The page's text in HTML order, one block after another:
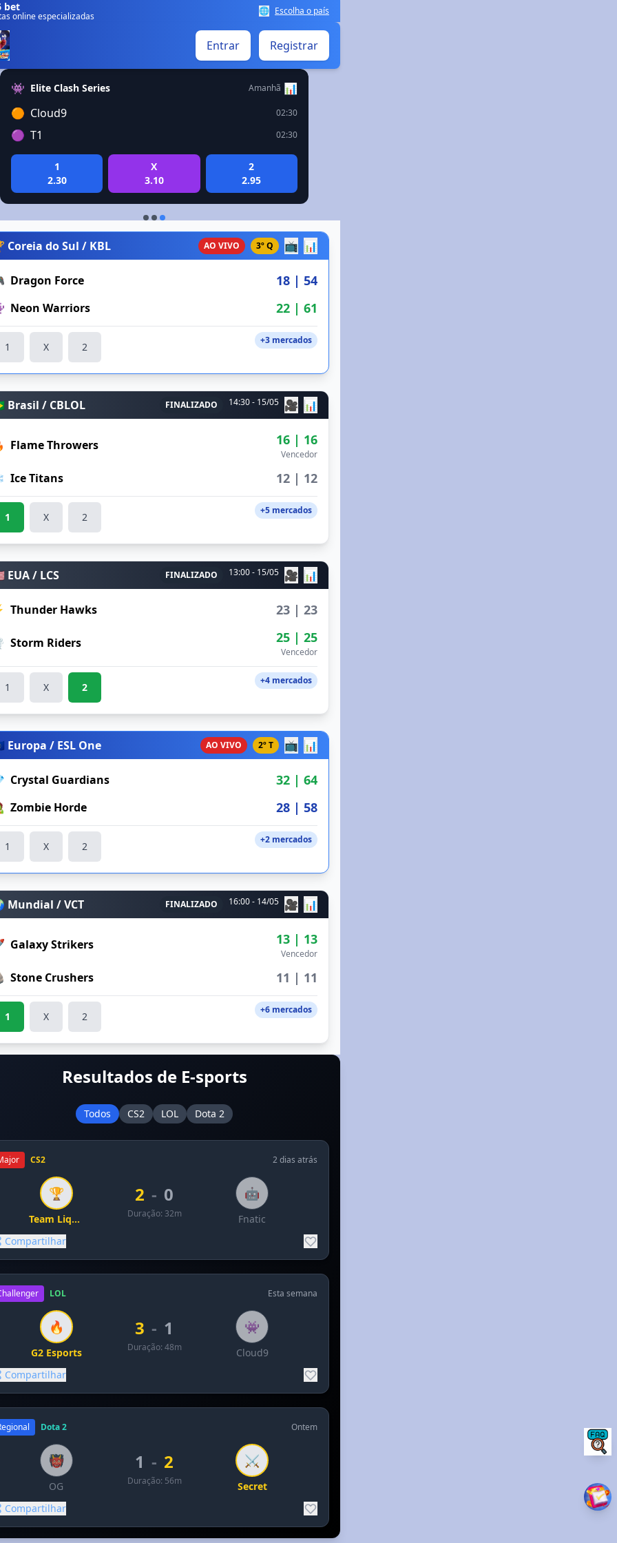
bet
online especializadas 🌐 Escolha o país
Entrar Registrar
👾 Elite Clash Series Amanhã 📊
🟠 Cloud9 02:30
🟣 T1 02:30
1
2.30
X
3.10
2
2.95
Coreia do Sul / KBL AO VIVO 3º Q 📺 📊
Dragon Force 18 | 54
Neon Warriors 22 | 61
1 X 2
+3 mercados
Brasil / CBLOL FINALIZADO 14:30 - 15/05 🎥 📊
Flame Throwers 16 | 16
Vencedor
Ice Titans 12 | 12
1 X 2
+5 mercados
EUA / LCS FINALIZADO 13:00 - 15/05 🎥 📊
Thunder Hawks 23 | 23
Storm Riders 25 | 25
Vencedor
1 X 2
+4 mercados
Europa / ESL One AO VIVO 2º T 📺 📊
Crystal Guardians 32 | 64
Zombie Horde 28 | 58
1 X 2
+2 mercados
Mundial / VCT FINALIZADO 16:00 - 14/05 🎥 📊
Galaxy Strikers 13 | 13
Vencedor
Stone Crushers 11 | 11
1 X 2
+6 mercados
Resultados de E-sports
Todos CS2 LOL Dota 2
CS2 2 dias atrás
🏆
Team Liquid
2 - 0
Duração: 32m
🤖
Fnatic
Compartilhar
LOL Esta semana
🔥
G2 Esports
3 - 1
Duração: 48m
👾
Cloud9
Compartilhar
Dota 2 Ontem
👹
OG
1 - 2
Duração: 56m
⚔️
Secret
Compartilhar